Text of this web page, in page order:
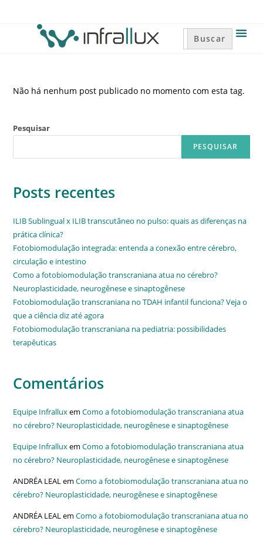
Search
for:
Não há nenhum post publicado no momento com esta tag.
Pesquisar
PESQUISAR
Posts recentes
ILIB Sublingual x ILIB transcutâneo no pulso: quais as diferenças na
prática clínica?
Fotobiomodulação integrada: entenda a conexão entre cérebro,
circulação e intestino
Como a fotobiomodulação transcraniana atua no cérebro?
Neuroplasticidade, neurogênese e sinaptogênese
Fotobiomodulação transcraniana no TDAH infantil funciona? Veja o
que a ciência diz até agora
Fotobiomodulação transcraniana na pediatria: possibilidades
terapêuticas
Comentários
Equipe InfralluxemComo a fotobiomodulação transcraniana atua
no cérebro? Neuroplasticidade, neurogênese e sinaptogênese
Equipe InfralluxemComo a fotobiomodulação transcraniana atua
no cérebro? Neuroplasticidade, neurogênese e sinaptogênese
ANDRÉA LEALemComo a fotobiomodulação transcraniana atua no
cérebro? Neuroplasticidade, neurogênese e sinaptogênese
ANDRÉA LEALemComo a fotobiomodulação transcraniana atua no
cérebro? Neuroplasticidade, neurogênese e sinaptogênese